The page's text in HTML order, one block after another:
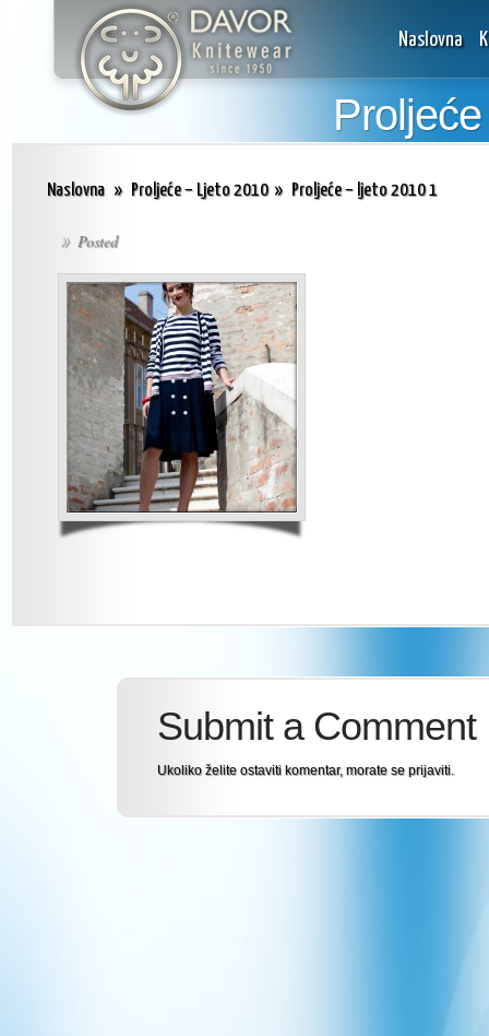
Naslovna
Naslovna » Proljeće – Ljeto 2010 » Proljeće – ljeto 2010 1
» Posted
Submit a Comment
Ukoliko želite ostaviti komentar, morate se prijaviti.